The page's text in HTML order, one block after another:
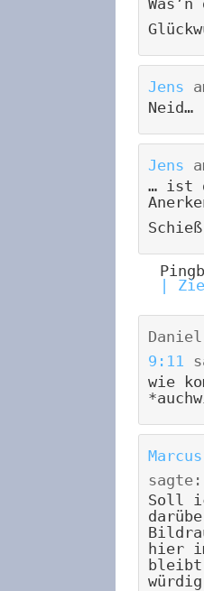
Jens
Neid…
Jens
… ist
|
9:11
wie
Marcus
sagte:
Soll
hier
bleibt